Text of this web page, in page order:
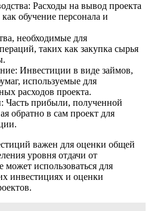
Расходы на вывод проекта
обучение персонала и
необходимые для
таких как закупка сырья
Инвестиции в виде займов,
используемые для
расходов проекта.
Часть прибыли, полученной
обратно в сам проект для
важен для оценки общей
уровня отдачи от
использоваться для
инвестициях и оценки